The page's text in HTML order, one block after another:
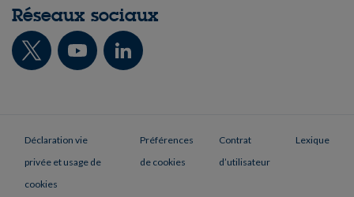
Réseaux sociaux
Déclaration vie
privée et usage de
cookies
Préférences
de cookies
Contrat
d’utilisateur
Lexique